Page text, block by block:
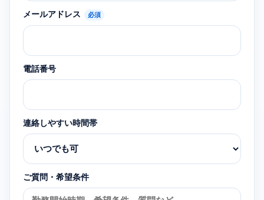
メールアドレス 必須
電話番号
連絡しやすい時間帯
ご質問・希望条件